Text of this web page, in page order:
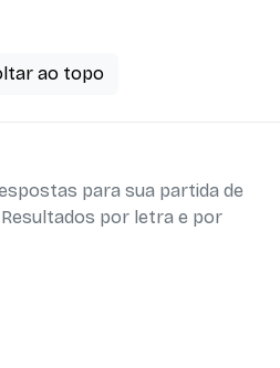
ao topo
para sua partida de
por letra e por